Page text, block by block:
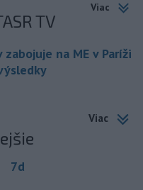
Viac
TV
na ME v Paríži
Viac
7d